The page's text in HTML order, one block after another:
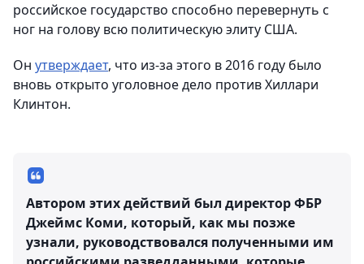
российское государство способно перевернуть с
ног на голову всю политическую элиту США.
Он утверждает, что из-за этого в 2016 году было
вновь открыто уголовное дело против Хиллари
Клинтон.
Автором этих действий был директор ФБР
Джеймс Коми, который, как мы позже
узнали, руководствовался полученными им